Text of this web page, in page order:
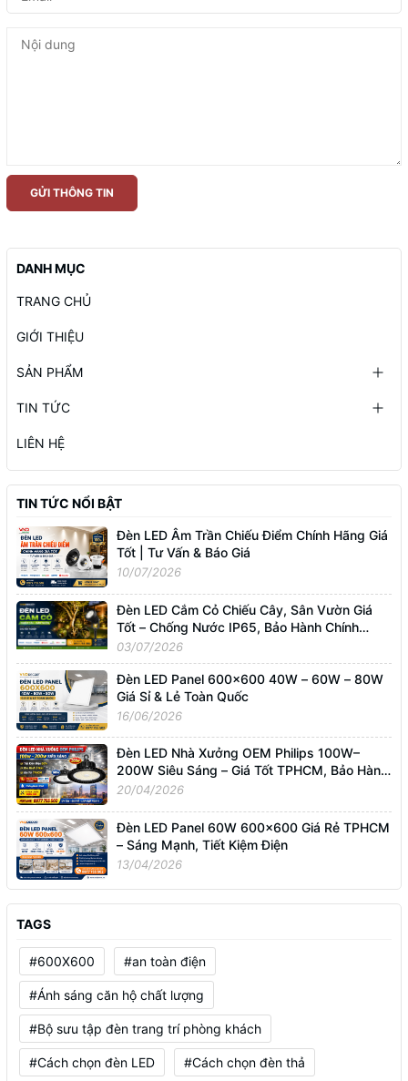
GỬI THÔNG TIN
DANH MỤC
TRANG CHỦ
GIỚI THIỆU
SẢN PHẨM
TIN TỨC
LIÊN HỆ
TIN TỨC NỔI BẬT
Đèn LED Âm Trần Chiếu Điểm Chính Hãng Giá
Tốt | Tư Vấn & Báo Giá
10/07/2026
Đèn LED Cắm Cỏ Chiếu Cây, Sân Vườn Giá
Tốt – Chống Nước IP65, Bảo Hành Chính
Hãng
03/07/2026
Đèn LED Panel 600x600 40W – 60W – 80W
Giá Sỉ & Lẻ Toàn Quốc
16/06/2026
Đèn LED Nhà Xưởng OEM Philips 100W–
200W Siêu Sáng – Giá Tốt TPHCM, Bảo Hành
3 Năm
20/04/2026
Đèn LED Panel 60W 600x600 Giá Rẻ TPHCM
– Sáng Mạnh, Tiết Kiệm Điện
13/04/2026
TAGS
#600X600 #an toàn điện
#Ánh sáng căn hộ chất lượng
#Bộ sưu tập đèn trang trí phòng khách
#Cách chọn đèn LED #Cách chọn đèn thả